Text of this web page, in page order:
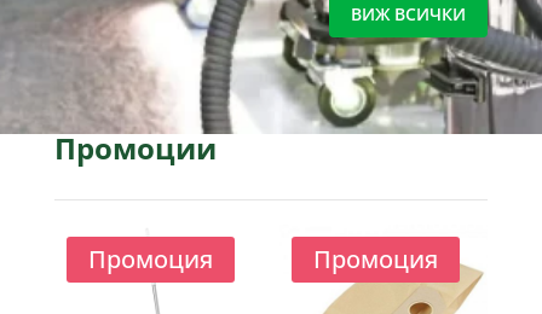
ВИЖ ВСИЧКИ
Промоции
Промоция Промоция